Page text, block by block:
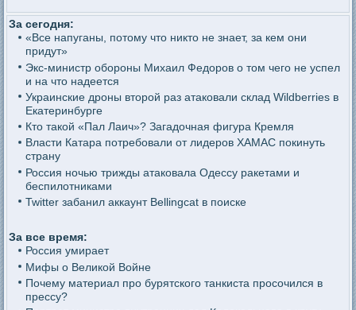
За сегодня:
«Все напуганы, потому что никто не знает, за кем они
придут»
Экс-министр обороны Михаил Федоров о том чего не успел
и на что надеется
Украинские дроны второй раз атаковали склад Wildberries в
Екатеринбурге
Кто такой «Пал Лаич»? Загадочная фигура Кремля
Власти Катара потребовали от лидеров ХАМАС покинуть
страну
Россия ночью трижды атаковала Одессу ракетами и
беспилотниками
Twitter забанил аккаунт Bellingcat в поиске
За все время:
Россия умирает
Мифы о Великой Войне
Почему материал про бурятского танкиста просочился в
прессу?